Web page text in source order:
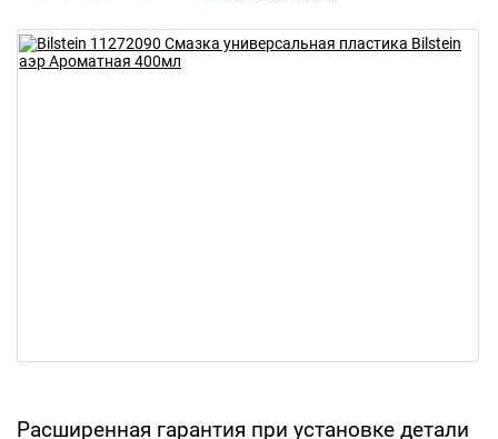
Расширенная гарантия при установке детали